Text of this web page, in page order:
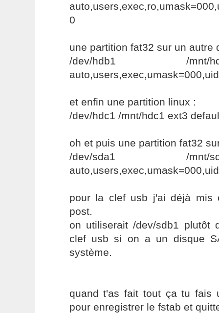
0
une partition fat32 sur un autre
/dev/hdb1 /
et enfin une partition linux :
/dev/hdc1 /mnt/hdc1 ext3
oh et puis une partition fat32
/dev/sda1 /
pour la clef usb j'ai déjà mis
post.
on utiliserait /dev/sdb1 plutôt
clef usb si on a un disque
système.
quand t'as fait tout ça tu fais
pour enregistrer le fstab et